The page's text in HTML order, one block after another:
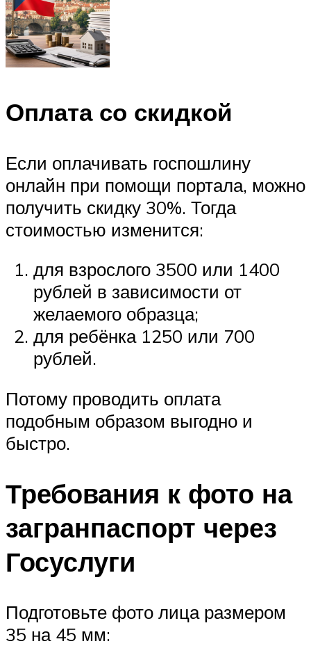
Оплата со скидкой
Если оплачивать госпошлину
онлайн при помощи портала, можно
получить скидку 30%. Тогда
стоимостью изменится:
для взрослого 3500 или 1400
рублей в зависимости от
желаемого образца;
для ребёнка 1250 или 700
рублей.
Потому проводить оплата
подобным образом выгодно и
быстро.
Требования к фото на
загранпаспорт через
Госуслуги
Подготовьте фото лица размером
35 на 45 мм: